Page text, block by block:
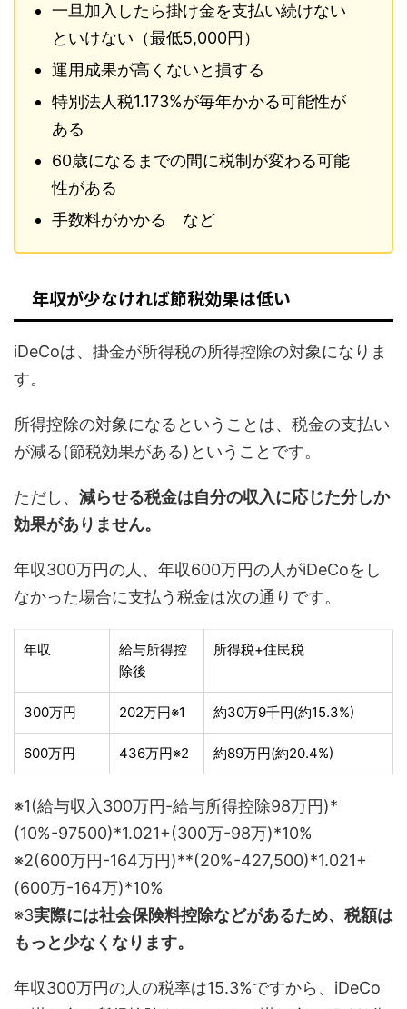
一旦加入したら掛け金を支払い続けない
といけない（最低5,000円）
運用成果が高くないと損する
特別法人税1.173%が毎年かかる可能性が
ある
60歳になるまでの間に税制が変わる可能
性がある
手数料がかかる など
年収が少なければ節税効果は低い
iDeCoは、掛金が所得税の所得控除の対象になりま
す。
所得控除の対象になるということは、税金の支払い
が減る(節税効果がある)ということです。
ただし、 減らせる税金は自分の収入に応じた分しか
効果がありません。
年収300万円の人、年収600万円の人がiDeCoをし
なかった場合に支払う税金は次の通りです。
年収
給与所得控
除後
所得税+住民税
300万円 202万円※1 約30万9千円(約15.3%)
600万円 436万円※2 約89万円(約20.4%)
※1(給与収入300万円-給与所得控除98万円)*
(10%-97500)*1.021+(300万-98万)*10%
※2(600万円-164万円)**(20%-427,500)*1.021+
(600万-164万)*10%
※3実際には社会保険料控除などがあるため、税額は
もっと少なくなります。
年収300万円の人の税率は15.3%ですから、iDeCo